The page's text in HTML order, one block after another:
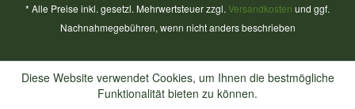
* Alle Preise inkl. gesetzl. Mehrwertsteuer zzgl. Versandkosten und ggf.
Nachnahmegebühren, wenn nicht anders beschrieben
Diese Website verwendet Cookies, um Ihnen die bestmögliche
Funktionalität bieten zu können.